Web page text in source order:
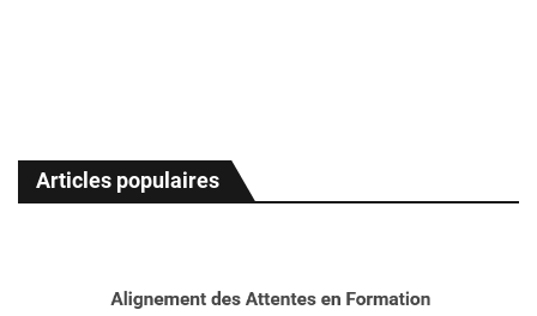
Articles populaires